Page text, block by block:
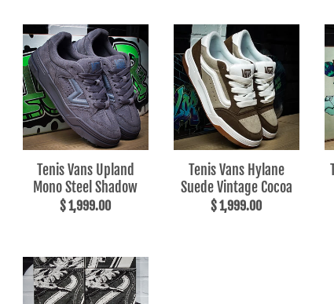
Tenis Vans Upland
Mono Steel Shadow
$ 1,999.00
Tenis Vans Hylane
Suede Vintage Cocoa
$ 1,999.00